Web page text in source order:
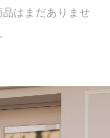
はまだありませ